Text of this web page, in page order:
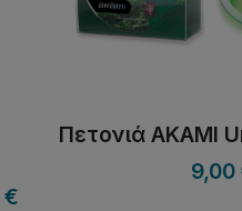
€
Πετονιά AKAMI
9,00